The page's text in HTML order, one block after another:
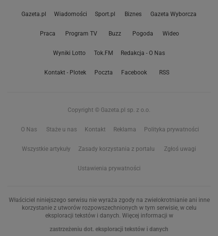
Gazeta.pl Wiadomości Sport.pl Biznes Gazeta Wyborcza
Praca Program TV Buzz Pogoda Wideo
Wyniki Lotto Tok.FM Redakcja - O Nas
Kontakt - Plotek Poczta Facebook RSS
Copyright © Gazeta.pl sp. z o.o.
O Nas Staże u nas Kontakt Reklama Polityka prywatności
Wszystkie artykuły Zasady korzystania z portalu Zgłoś uwagi
Ustawienia prywatności
Właściciel niniejszego serwisu nie wyraża zgody na zwielokrotnianie ani inne
korzystanie z utworów rozpowszechnionych w tym serwisie, w celu
eksploracji tekstów i danych. Więcej informacji w
zastrzeżeniu dot. eksploracji tekstów i danych